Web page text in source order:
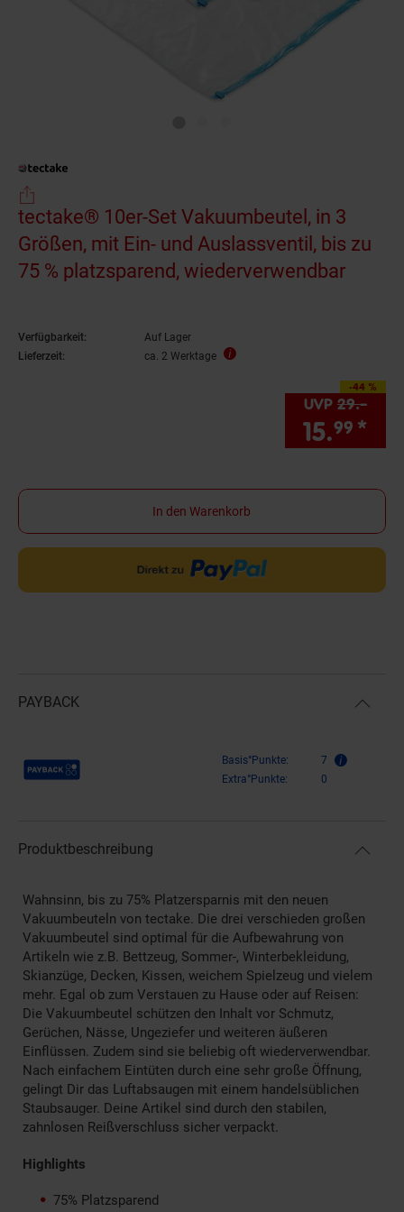
tectake® 10er-Set Vakuumbeutel, in 3
Größen, mit Ein- und Auslassventil, bis zu
75 % platzsparend, wiederverwendbar
Verfügbarkeit:
Auf Lager
Lieferzeit:
ca. 2 Werktage
-44 %
Sie Sparen 44
UVP 29.–
15.99 *
In den Warenkorb
PAYBACK
Payback Punkte Basis°Punkte:
7
Extra°Punkte:
0
Produktbeschreibung
Wahnsinn, bis zu 75% Platzersparnis mit den neuen
Vakuumbeuteln von tectake. Die drei verschieden großen
Vakuumbeutel sind optimal für die Aufbewahrung von
Artikeln wie z.B. Bettzeug, Sommer-, Winterbekleidung,
Skianzüge, Decken, Kissen, weichem Spielzeug und vielem
mehr. Egal ob zum Verstauen zu Hause oder auf Reisen:
Die Vakuumbeutel schützen den Inhalt vor Schmutz,
Gerüchen, Nässe, Ungeziefer und weiteren äußeren
Einflüssen. Zudem sind sie beliebig oft wiederverwendbar.
Nach einfachem Eintüten durch eine sehr große Öffnung,
gelingt Dir das Luftabsaugen mit einem handelsüblichen
Staubsauger. Deine Artikel sind durch den stabilen,
zahnlosen Reißverschluss sicher verpackt.
Highlights
75% Platzsparend